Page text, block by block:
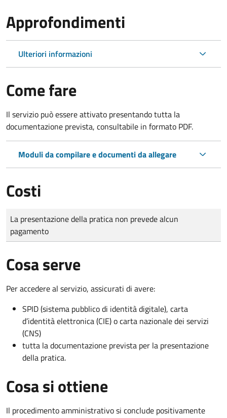
Approfondimenti
Ulteriori informazioni
Come fare
Il servizio può essere attivato presentando tutta la
documentazione prevista, consultabile in formato PDF.
Moduli da compilare e documenti da allegare
Costi
Tipo di pagamento
Importo
La presentazione della pratica non prevede alcun
pagamento
Cosa serve
Per accedere al servizio, assicurati di avere:
SPID (sistema pubblico di identità digitale), carta
d’identità elettronica (CIE) o carta nazionale dei servizi
(CNS)
tutta la documentazione prevista per la presentazione
della pratica.
Cosa si ottiene
Il procedimento amministrativo si conclude positivamente